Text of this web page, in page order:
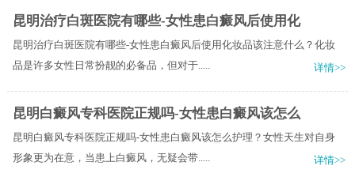
昆明治疗白斑医院有哪些-女性患白癜风后使用化
昆明治疗白斑医院有哪些-女性患白癜风后使用化妆品该注意什么？化妆
品是许多女性日常扮靓的必备品，但对于.....
详情>>
昆明白癜风专科医院正规吗-女性患白癜风该怎么
昆明白癜风专科医院正规吗-女性患白癜风该怎么护理？女性天生对自身
形象更为在意，当患上白癜风，无疑会带.....
详情>>